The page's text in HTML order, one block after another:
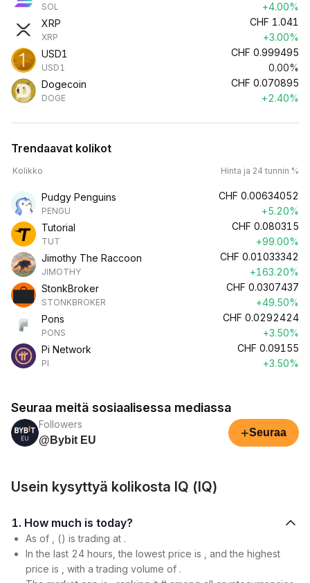
SOL
+4.00%
XRP
XRP
CHF 1.041
+3.00%
USD1
USD1
CHF 0.999495
0.00%
Dogecoin
DOGE
CHF 0.070895
+2.40%
Trendaavat kolikot
Kolikko Hinta ja 24 tunnin %
Pudgy Penguins
PENGU
CHF 0.00634052
+5.20%
Tutorial
TUT
CHF 0.080315
+99.00%
Jimothy The Raccoon
JIMOTHY
CHF 0.01033342
+163.20%
StonkBroker
STONKBROKER
CHF 0.0307437
+49.50%
Pons
PONS
CHF 0.0292424
+3.50%
Pi Network
PI
CHF 0.09155
+3.50%
Seuraa meitä sosiaalisessa mediassa
Followers
@Bybit EU
+Seuraa
Usein kysyttyä kolikosta IQ (IQ)
1. How much is today?
As of , () is trading at .
In the last 24 hours, the lowest price is , and the highest
price is , with a trading volume of .